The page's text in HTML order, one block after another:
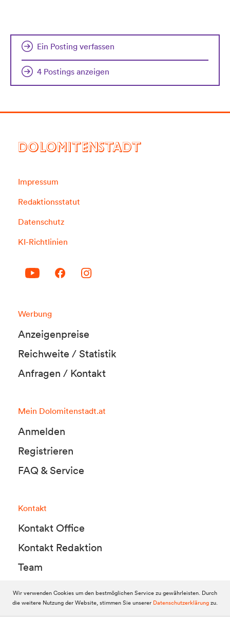
Ein Posting verfassen
4 Postings anzeigen
DOLOMITENSTADT
Impressum
Redaktionsstatut
Datenschutz
KI-Richtlinien
Werbung
Anzeigenpreise
Reichweite / Statistik
Anfragen / Kontakt
Mein Dolomitenstadt.at
Anmelden
Registrieren
FAQ & Service
Kontakt
Kontakt Office
Kontakt Redaktion
Team
© 2010-2026 Dolomitenstadt.at
Wir verwenden Cookies um den bestmöglichen Service zu gewährleisten. Durch
die weitere Nutzung der Website, stimmen Sie unserer Datenschutzerklärungzu.